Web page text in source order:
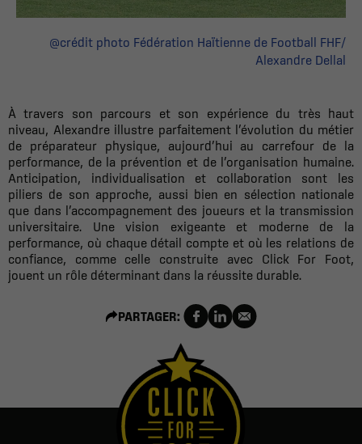
@crédit photo Fédération Haïtienne de Football FHF/
Alexandre Dellal
À travers son parcours et son expérience du très haut
niveau, Alexandre illustre parfaitement l’évolution du métier
de préparateur physique, aujourd’hui au carrefour de la
performance, de la prévention et de l’organisation humaine.
Anticipation, individualisation et collaboration sont les
piliers de son approche, aussi bien en sélection nationale
que dans l’accompagnement des joueurs et la transmission
universitaire. Une vision exigeante et moderne de la
performance, où chaque détail compte et où les relations de
confiance, comme celle construite avec Click For Foot,
jouent un rôle déterminant dans la réussite durable.
PARTAGER: